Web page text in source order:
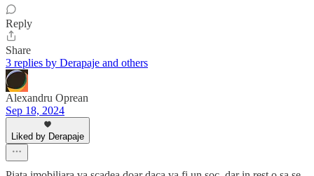
Reply
Share
3 replies by Derapaje and others
Alexandru Oprean
Sep 18, 2024
Liked by Derapaje